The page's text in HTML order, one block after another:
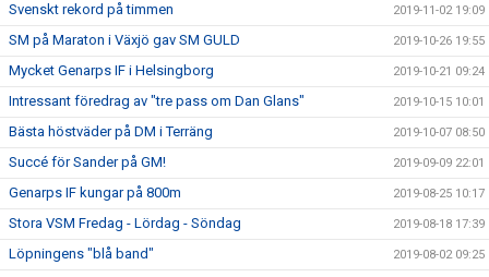
Svenskt rekord på timmen 2019-11-02 19:09
SM på Maraton i Växjö gav SM GULD 2019-10-26 19:55
Mycket Genarps IF i Helsingborg 2019-10-21 09:24
Intressant föredrag av "tre pass om Dan Glans" 2019-10-15 10:01
Bästa höstväder på DM i Terräng 2019-10-07 08:50
Succé för Sander på GM! 2019-09-09 22:01
Genarps IF kungar på 800m 2019-08-25 10:17
Stora VSM Fredag - Lördag - Söndag 2019-08-18 17:39
Löpningens "blå band" 2019-08-02 09:25